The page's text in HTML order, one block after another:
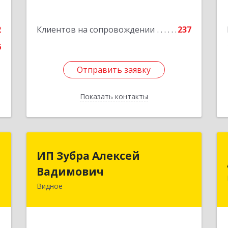
Клиентов на сопровождении 237
Отправить заявку
Показать контакты
Отправить заявку
Назад
ИП Зубра Алексей
Вадимович
Видное
ИП Зубра Алексей
Вадимович
142700, Московская обл, Ленинский р-